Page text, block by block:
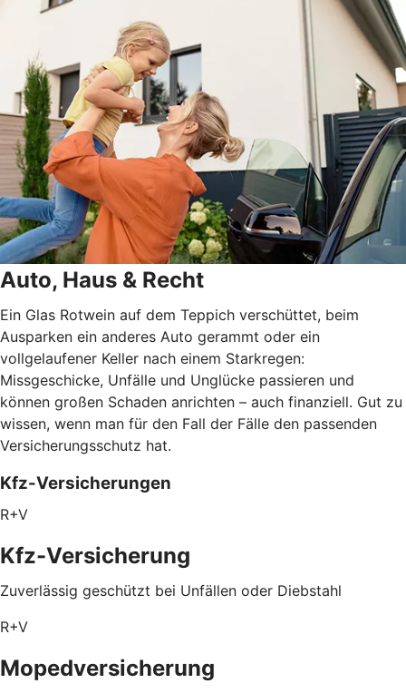
Auto, Haus & Recht
Ein Glas Rotwein auf dem Teppich verschüttet, beim
Ausparken ein anderes Auto gerammt oder ein
vollgelaufener Keller nach einem Starkregen:
Missgeschicke, Unfälle und Unglücke passieren und
können großen Schaden anrichten – auch finanziell. Gut zu
wissen, wenn man für den Fall der Fälle den passenden
Versicherungsschutz hat.
Kfz-Versicherungen
R+V
Kfz-Versicherung
Zuverlässig geschützt bei Unfällen oder Diebstahl
R+V
Mopedversicherung